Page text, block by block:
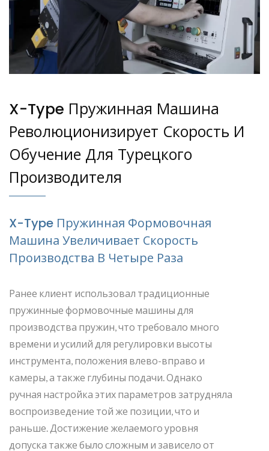
X-Type Пружинная Машина
Революционизирует Скорость И
Обучение Для Турецкого
Производителя
X-Type Пружинная Формовочная
Машина Увеличивает Скорость
Производства В Четыре Раза
Ранее клиент использовал традиционные
пружинные формовочные машины для
производства пружин, что требовало много
времени и усилий для регулировки высоты
инструмента, положения влево-вправо и
камеры, а также глубины подачи. Однако
ручная настройка этих параметров затрудняла
воспроизведение той же позиции, что и
раньше. Достижение желаемого уровня
допуска также было сложным и зависело от